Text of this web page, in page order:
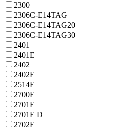
2300
2306C-E14TAG
2306C-E14TAG20
2306C-E14TAG30
2401
2401E
2402
2402E
2514E
2700E
2701E
2701E D
2702E